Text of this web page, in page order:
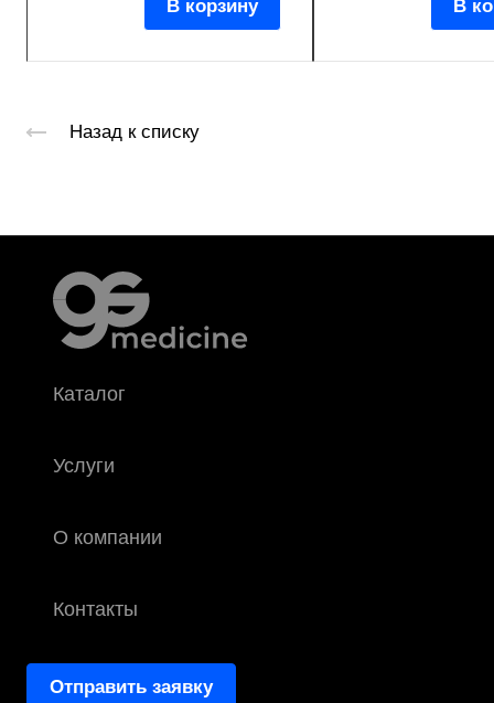
В корзину В
Назад к списку
Каталог
Услуги
О компании
Контакты
Отправить заявку